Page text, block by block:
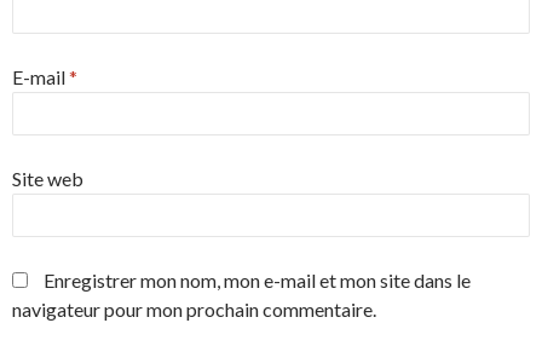
E-mail*
Site web
Enregistrer mon nom, mon e-mail et mon site dans le
navigateur pour mon prochain commentaire.